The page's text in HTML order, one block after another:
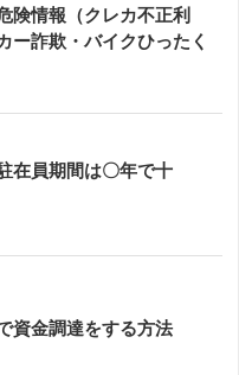
険情報（クレカ不正利
ー詐欺・バイクひったく
在員期間は〇年で十
資金調達をする方法